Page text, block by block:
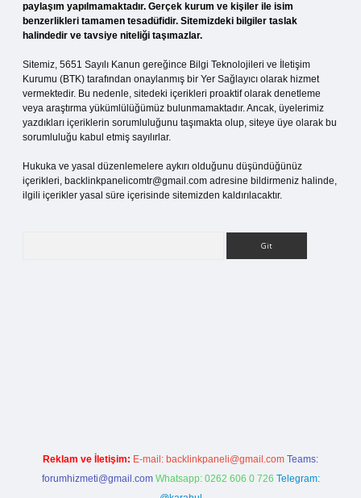
paylaşım yapılmamaktadır. Gerçek kurum ve kişiler ile isim
benzerlikleri tamamen tesadüfidir. Sitemizdeki bilgiler taslak
halindedir ve tavsiye niteliği taşımazlar.
Sitemiz, 5651 Sayılı Kanun gereğince Bilgi Teknolojileri ve İletişim
Kurumu (BTK) tarafından onaylanmış bir Yer Sağlayıcı olarak hizmet
vermektedir. Bu nedenle, sitedeki içerikleri proaktif olarak denetleme
veya araştırma yükümlülüğümüz bulunmamaktadır. Ancak, üyelerimiz
yazdıkları içeriklerin sorumluluğunu taşımakta olup, siteye üye olarak bu
sorumluluğu kabul etmiş sayılırlar.
Hukuka ve yasal düzenlemelere aykırı olduğunu düşündüğünüz
içerikleri, backlinkpanelicomtr@gmail.com adresine bildirmeniz halinde,
ilgili içerikler yasal süre içerisinde sitemizden kaldırılacaktır.
Reklam ve İletişim: E-mail: backlinkpaneli@gmail.com Teams:
forumhizmeti@gmail.com Whatsapp: 0262 606 0 726 Telegram: